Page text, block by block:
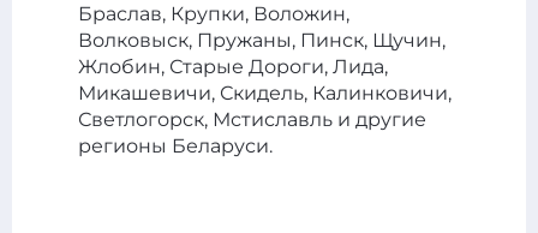
Браслав, Крупки, Воложин,
Волковыск, Пружаны, Пинск, Щучин,
Жлобин, Старые Дороги, Лида,
Микашевичи, Скидель, Калинковичи,
Светлогорск, Мстиславль и другие
регионы Беларуси.